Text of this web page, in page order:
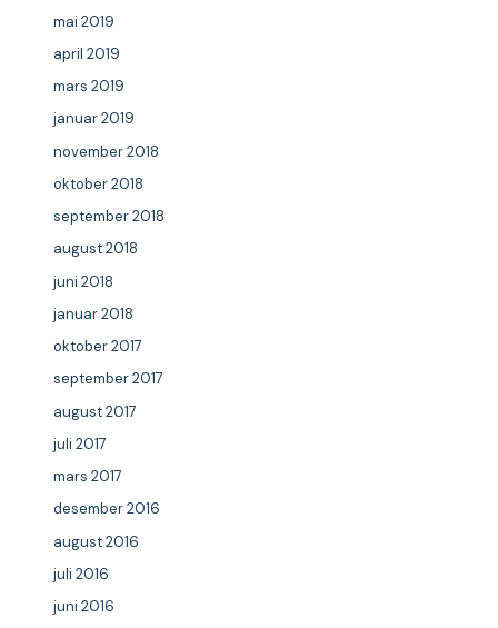
mai 2019
april 2019
mars 2019
januar 2019
november 2018
oktober 2018
september 2018
august 2018
juni 2018
januar 2018
oktober 2017
september 2017
august 2017
juli 2017
mars 2017
desember 2016
august 2016
juli 2016
juni 2016